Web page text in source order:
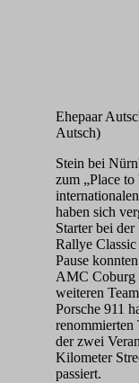
Ehepaar
Autsch)
Stein bei
zum „Place to
haben sich
Starter bei
Rallye
Pause
AMC Coburg
weiteren
Porsche 911
renommierten
der zwei
Kilometer
passiert.